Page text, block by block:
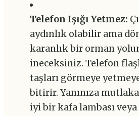
Telefon Işığı Yetmez:
aydınlık olabilir ama
karanlık bir orman
ineceksiniz. Telefon
taşları görmeye
bitirir. Yanınıza
iyi bir kafa lambası